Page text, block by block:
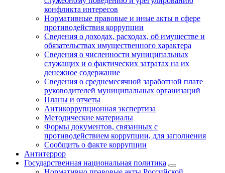
конфликта интересов
Нормативные правовые и иные акты в сфере
противодействия коррупции
Сведения о доходах, расходах, об имуществе и
обязательствах имущественного характера
Сведения о численности муниципальных
служащих и о фактических затратах на их
денежное содержание
Сведения о среднемесячной заработной плате
руководителей муниципальных организаций
Планы и отчеты
Антикоррупционная экспертиза
Методические материалы
Формы документов, связанных с
противодействием коррупции, для заполнения
Сообщить о факте коррупции
Антитеррор
Государственная национальная политика